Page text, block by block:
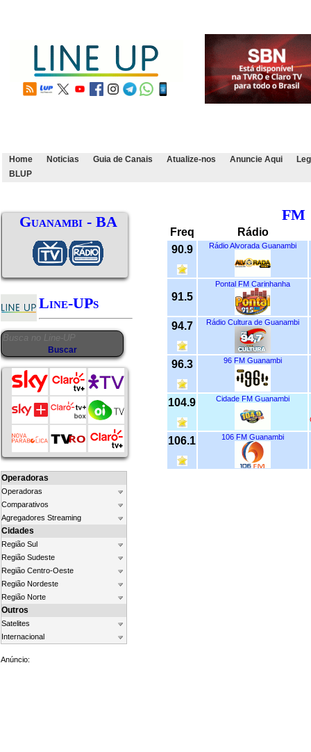
Home Noticias Guia de Canais Atualize-nos Anuncie Aqui
BLUP
Guanambi - BA
Line-UPs
Operadoras
Operadoras
Comparativos
Agregadores Streaming
Cidades
Região Sul
Região Sudeste
Região Centro-Oeste
Região Nordeste
Região Norte
Outros
Satelites
Internacional
Anúncio:
FM
Freq
Rádio
90.9
Rádio Alvorada Guanambi
91.5
Pontal FM Carinhanha
94.7 Rádio Cultura de Guanambi
96.3 96 FM Guanambi
104.9 Cidade FM Guanambi
106.1 106 FM Guanambi